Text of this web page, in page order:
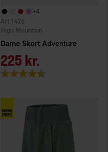
+4
Dame Skort Adventure
High Mountain
1426
225 kr.
Vurdering: